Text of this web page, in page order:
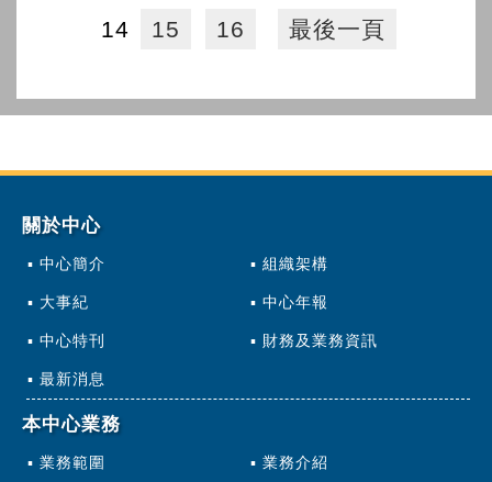
14 15 16 最後一頁
關於中心
中心簡介 組織架構
大事紀 中心年報
中心特刊 財務及業務資訊
最新消息
本中心業務
業務範圍 業務介紹